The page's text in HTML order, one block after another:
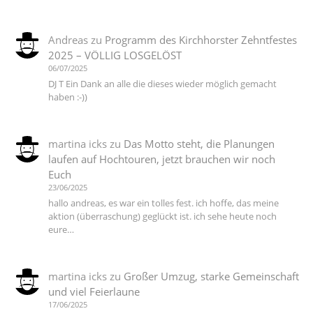
Andreaszu Programm des Kirchhorster Zehntfestes
2025 – VÖLLIG LOSGELÖST
06/07/2025
DJ T Ein Dank an alle die dieses wieder möglich gemacht
haben :-))
martina ickszu Das Motto steht, die Planungen
laufen auf Hochtouren, jetzt brauchen wir noch
Euch
23/06/2025
hallo andreas, es war ein tolles fest. ich hoffe, das meine
aktion (überraschung) geglückt ist. ich sehe heute noch
eure…
martina ickszu Großer Umzug, starke Gemeinschaft
und viel Feierlaune
17/06/2025